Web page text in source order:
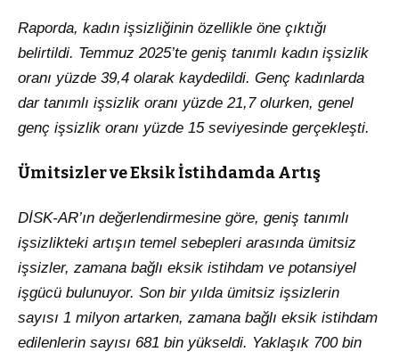
Raporda, kadın işsizliğinin özellikle öne çıktığı
belirtildi. Temmuz 2025’te geniş tanımlı kadın işsizlik
oranı yüzde 39,4 olarak kaydedildi. Genç kadınlarda
dar tanımlı işsizlik oranı yüzde 21,7 olurken, genel
genç işsizlik oranı yüzde 15 seviyesinde gerçekleşti.
Ümitsizler ve Eksik İstihdamda Artış
DİSK-AR’ın değerlendirmesine göre, geniş tanımlı
işsizlikteki artışın temel sebepleri arasında ümitsiz
işsizler, zamana bağlı eksik istihdam ve potansiyel
işgücü bulunuyor. Son bir yılda ümitsiz işsizlerin
sayısı 1 milyon artarken, zamana bağlı eksik istihdam
edilenlerin sayısı 681 bin yükseldi. Yaklaşık 700 bin